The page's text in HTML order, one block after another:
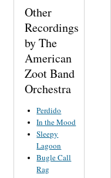
Other
Recordings
by The
American
Zoot Band
Orchestra
Perdido
In the Mood
Sleepy
Lagoon
Bugle Call
Rag